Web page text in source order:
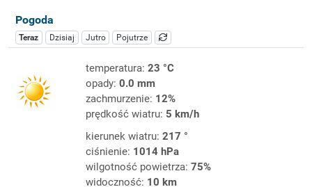
Pogoda
Teraz Dzisiaj Jutro Pojutrze
temperatura: 23 °C
opady: 0.0 mm
zachmurzenie: 12%
prędkość wiatru: 5 km/h
kierunek wiatru: 217 °
ciśnienie: 1014 hPa
wilgotność powietrza: 75%
widoczność: 10 km